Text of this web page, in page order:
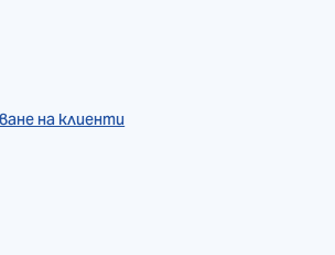
на клиенти